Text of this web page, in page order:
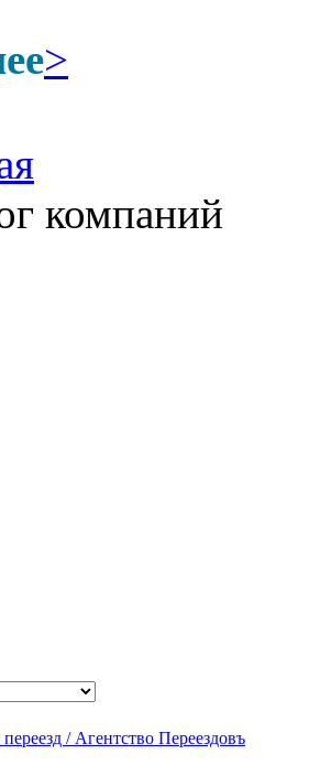
>
компаний
/ Агентство Переездовъ